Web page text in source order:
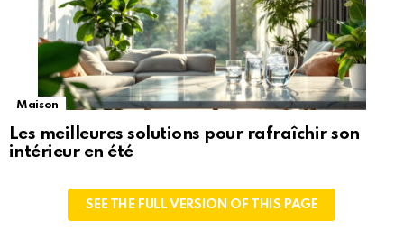
Maison
Les meilleures solutions pour rafraîchir son
intérieur en été
SEE THE FULL VERSION OF THIS PAGE